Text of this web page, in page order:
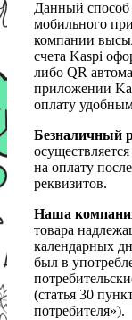
Данный
мобильного
компании
счета Kaspi
либо QR
приложении
оплату
Безналичный
на оплату
реквизитов.
Наша
товара
календарных
был в
(статья 30
потребителя»).